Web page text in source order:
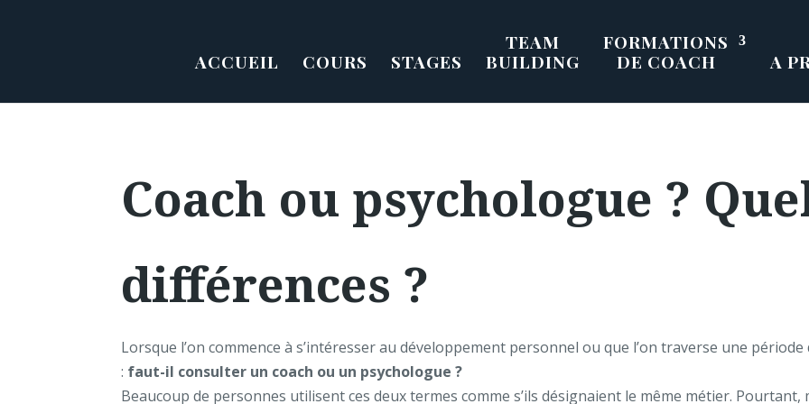
ACCUEIL COURS STAGES
TEAM
BUILDING
FORMATIONS
DE COACH
A
Coach ou psychologue ?
différences ?
Lorsque l’on commence à s’intéresser au développement personnel ou que l’on traverse une
: faut-il consulter un coach ou un psychologue ?
Beaucoup de personnes utilisent ces deux termes comme s’ils désignaient le même métier.